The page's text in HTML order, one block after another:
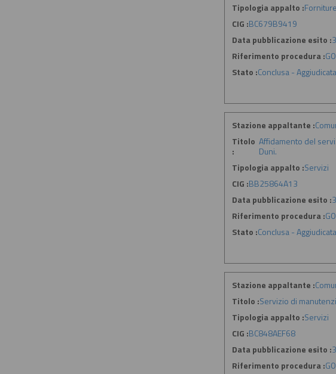
Tipologia appalto :Forniture
CIG :BC679B9419
Data pubblicazione esito :
Riferimento procedura :
Stato :Conclusa - Aggiudicata
Stazione appaltante :
Titolo
:
Affidamento del
Duni.
Tipologia appalto :Servizi
CIG :BB25864A13
Data pubblicazione esito :
Riferimento procedura :
Stato :Conclusa - Aggiudicata
Stazione appaltante :
Titolo :Servizio di
Tipologia appalto :Servizi
CIG :BC848AEF68
Data pubblicazione esito :
Riferimento procedura :